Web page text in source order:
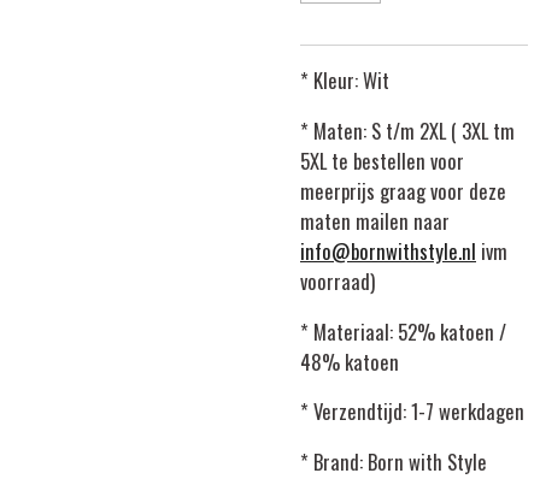
* Kleur: Wit
* Maten: S t/m 2XL ( 3XL tm
5XL te bestellen voor
meerprijs graag voor deze
maten mailen naar
info@bornwithstyle.nl ivm
voorraad)
* Materiaal: 52% katoen /
48% katoen
* Verzendtijd: 1-7 werkdagen
* Brand: Born with Style